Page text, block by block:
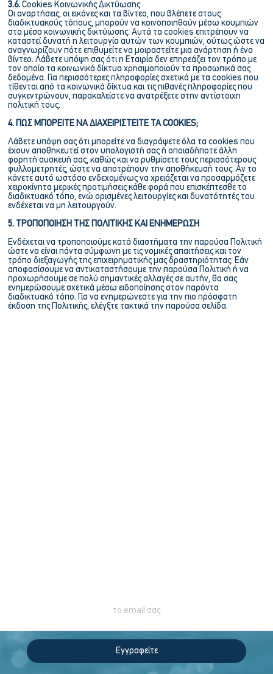
3.6. Cookies Κοινωνικής Δικτύωσης
Οι αναρτήσεις, οι εικόνες και τα βίντεο, που βλέπετε στους
διαδικτυακούς τόπους, μπορούν να κοινοποιηθούν μέσω κουμπιών
στα μέσα κοινωνικής δικτύωσης. Αυτά τα cookies επιτρέπουν να
καταστεί δυνατή η λειτουργία αυτών των κουμπιών, ούτως ώστε να
αναγνωρίζουν πότε επιθυμείτε να μοιραστείτε μια ανάρτηση ή ένα
βίντεο. Λάβετε υπόψη σας ότι η Εταιρία δεν επηρεάζει τον τρόπο με
τον οποίο τα κοινωνικά δίκτυα χρησιμοποιούν τα προσωπικά σας
δεδομένα. Για περισσότερες πληροφορίες σχετικά με τα cookies που
τίθενται από τα κοινωνικά δίκτυα και τις πιθανές πληροφορίες που
συγκεντρώνουν, παρακαλείστε να ανατρέξετε στην αντίστοιχη
πολιτική τους.
4. ΠΩΣ ΜΠΟΡΕΙΤΕ ΝΑ ΔΙΑΧΕΙΡΙΣΤΕΙΤΕ ΤΑ COOKIES;
Λάβετε υπόψη σας ότι μπορείτε να διαγράψετε όλα τα cookies που
έχουν αποθηκευτεί στον υπολογιστή σας ή οποιαδήποτε άλλη
φορητή συσκευή σας, καθώς και να ρυθμίσετε τους περισσότερους
φυλλομετρητές, ώστε να αποτρέπουν την αποθήκευσή τους. Αν το
κάνετε αυτό ωστόσο ενδεχομένως να χρειάζεται να προσαρμόζετε
χειροκίνητα μερικές προτιμήσεις κάθε φορά που επισκέπτεσθε το
διαδικτυακό τόπο, ενώ ορισμένες λειτουργίες και δυνατότητές του
ενδέχεται να μη λειτουργούν.
5. ΤΡΟΠΟΠΟΙΗΣΗ ΤΗΣ ΠΟΛΙΤΙΚΗΣ ΚΑΙ ΕΝΗΜΕΡΩΣΗ
Ενδέχεται να τροποποιούμε κατά διαστήματα την παρούσα Πολιτική
ώστε να είναι πάντα σύμφωνη με τις νομικές απαιτήσεις και τον
τρόπο διεξαγωγής της επιχειρηματικής μας δραστηριότητας. Εάν
αποφασίσουμε να αντικαταστήσουμε την παρούσα Πολιτική ή να
προχωρήσουμε σε πολύ σημαντικές αλλαγές σε αυτήν, θα σας
ενημερώσουμε σχετικά μέσω ειδοποίησης στον παρόντα
διαδικτυακό τόπο. Για να ενημερώνεστε για την πιο πρόσφατη
έκδοση της Πολιτικής, ελέγξτε τακτικά την παρούσα σελίδα.
Εγγραφείτε